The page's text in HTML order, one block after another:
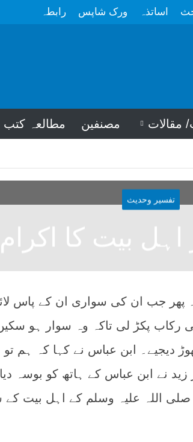
اساتذہ ورک شاپس رابطہ
مقالات مصنفین مطالعہ کتب
تفسیر وحدیث
بیت کا اکرام
پھر جب ان کی سواری ان کے پاس
رکاب پکڑ لی تاکہ وہ سوار ہو
دیجیے۔ ابن عباس نے کہا کہ ہم تو
نے ابن عباس کے ہاتھ کو بوسہ دیا
صلی اللہ علیہ وسلم کے اہل بیت کے